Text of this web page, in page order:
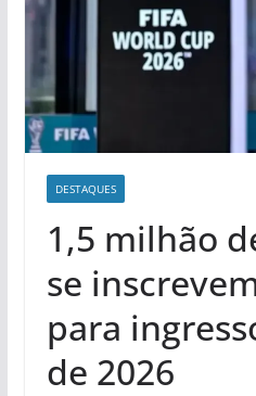
DESTAQUES
1,5 milhão
se
para
de 2026